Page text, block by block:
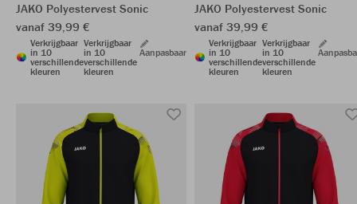
JAKO Polyestervest Sonic
vanaf 39,99 €
Verkrijgbaar
in 10
verschillende
kleuren
Verkrijgbaar
in 10
verschillende
kleuren
Aanpasbaar
JAKO Polyestervest Sonic
vanaf 39,99 €
Verkrijgbaar
in 10
verschillende
kleuren
Verkrijgbaar
in 10
verschillende
kleuren